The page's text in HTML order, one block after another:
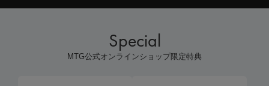
Special
MTG公式オンラインショップ限定特典